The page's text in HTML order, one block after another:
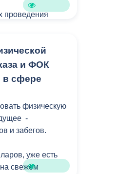
проведения
с пониманием
и ФОК
в сфере
физическую
-
и забегов.
уже есть
свежем